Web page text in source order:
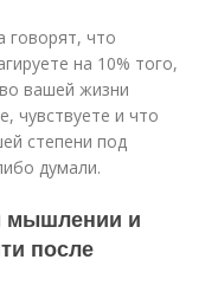
говорят, что
на 10% того,
вашей жизни
чувствуете и что
степени под
думали.
мышлении и
после